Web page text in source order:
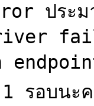
ประ
อบนะค